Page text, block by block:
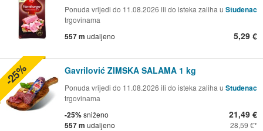
Ponuda vrijedi do 11.08.2026 ili do isteka zaliha u Studenac
trgovinama
557 m udaljeno 5,29 €
Gavrilović ZIMSKA SALAMA 1 kg
Ponuda vrijedi do 11.08.2026 ili do isteka zaliha u Studenac
trgovinama
-25%sniženo
557 m udaljeno
21,49 €
28,59 €
-25%